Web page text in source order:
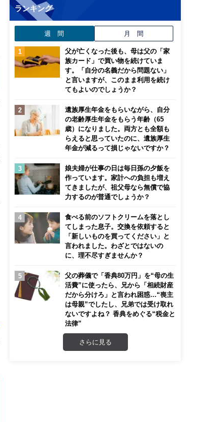
ランキング
週 間 月 間
父が亡くなった後も、母は父の「家
族カード」で買い物を続けていま
す。「自分の名義だから問題ない」
と言いますが、このまま利用を続け
てもよいのでしょうか？
遺族厚生年金をもらいながら、自分
の老齢厚生年金をもらう年齢（65
歳）になりました。両方とも全額も
らえると思っていたのに、遺族厚生
年金が減るって損じゃないですか？
娘夫婦が仕事の日は毎日孫の夕飯を
作っています。家計への負担も増え
てきましたが、祖父母なら無償で協
力するのが普通でしょうか？
食べる前のソフトクリームを落とし
てしまった息子。交換を依頼すると
「新しいものを買ってください」と
言われました。わざとではないの
に、理不尽すぎませんか？
父の葬儀で「香典80万円」を“母の生
活費”に使ったら、兄から「相続財産
だから分けろ」と言われ困惑…“喪主
は母親”でしたし、兄弟では受け取れ
ないですよね？ 香典をめぐる“税金と
法律”
さらに見る